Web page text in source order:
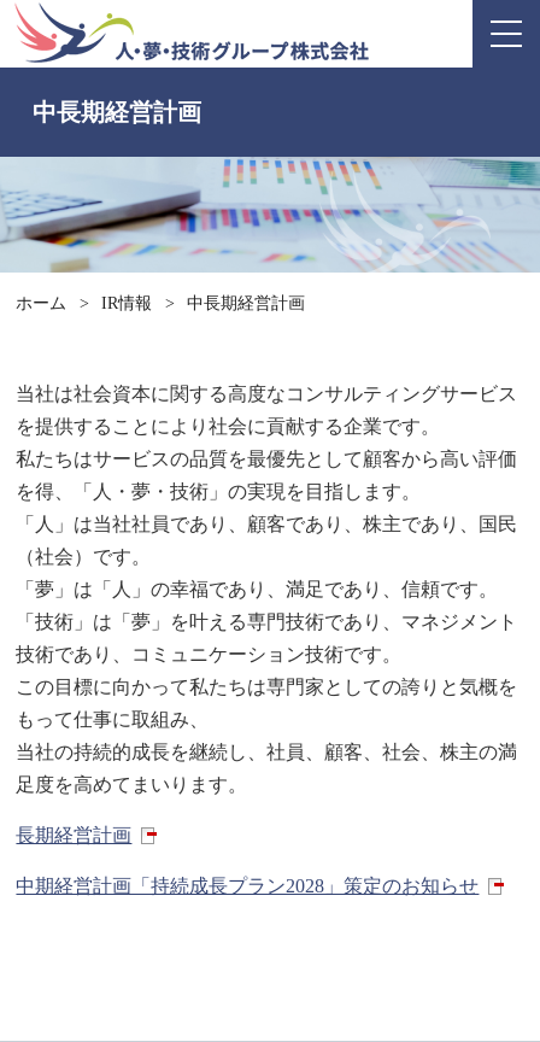
中長期経営計画
ホーム > IR情報 > 中長期経営計画
当社は社会資本に関する高度なコンサルティングサービス
を提供することにより社会に貢献する企業です。
私たちはサービスの品質を最優先として顧客から高い評価
を得、「人・夢・技術」の実現を目指します。
「人」は当社社員であり、顧客であり、株主であり、国民
（社会）です。
「夢」は「人」の幸福であり、満足であり、信頼です。
「技術」は「夢」を叶える専門技術であり、マネジメント
技術であり、コミュニケーション技術です。
この目標に向かって私たちは専門家としての誇りと気概を
もって仕事に取組み、
当社の持続的成長を継続し、社員、顧客、社会、株主の満
足度を高めてまいります。
長期経営計画
中期経営計画「持続成長プラン2028」策定のお知らせ